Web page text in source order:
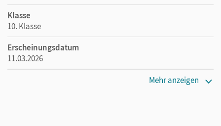
Klasse
10. Klasse
Erscheinungsdatum
11.03.2026
Mehr anzeigen